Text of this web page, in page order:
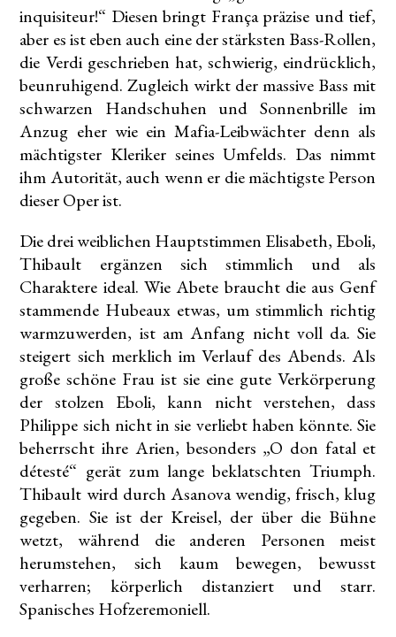
inquisiteur!“ Diesen bringt França präzise und tief,
aber es ist eben auch eine der stärksten Bass-Rollen,
die Verdi geschrieben hat, schwierig, eindrücklich,
beunruhigend. Zugleich wirkt der massive Bass mit
schwarzen Handschuhen und Sonnenbrille im
Anzug eher wie ein Mafia-Leibwächter denn als
mächtigster Kleriker seines Umfelds. Das nimmt
ihm Autorität, auch wenn er die mächtigste Person
dieser Oper ist.
Die drei weiblichen Hauptstimmen Elisabeth, Eboli,
Thibault ergänzen sich stimmlich und als
Charaktere ideal. Wie Abete braucht die aus Genf
stammende Hubeaux etwas, um stimmlich richtig
warmzuwerden, ist am Anfang nicht voll da. Sie
steigert sich merklich im Verlauf des Abends. Als
große schöne Frau ist sie eine gute Verkörperung
der stolzen Eboli, kann nicht verstehen, dass
Philippe sich nicht in sie verliebt haben könnte. Sie
beherrscht ihre Arien, besonders „O don fatal et
détesté“ gerät zum lange beklatschten Triumph.
Thibault wird durch Asanova wendig, frisch, klug
gegeben. Sie ist der Kreisel, der über die Bühne
wetzt, während die anderen Personen meist
herumstehen, sich kaum bewegen, bewusst
verharren; körperlich distanziert und starr.
Spanisches Hofzeremoniell.